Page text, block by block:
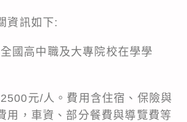
資訊如下:
國高中職及大專院校在學學
元/人。費用含住宿、保險與
用，車資、部分餐費與導覽費等